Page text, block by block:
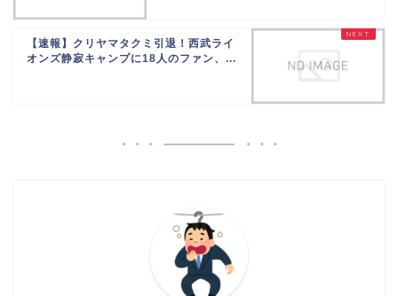
【速報】クリヤマタクミ引退！西武ライ
オンズ静寂キャンプに18人のファン、...